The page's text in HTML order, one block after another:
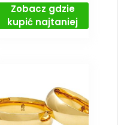
Zobacz gdzie
kupić najtaniej